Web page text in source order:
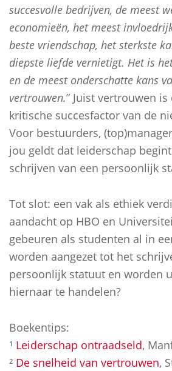
succesvolle bedrijven, de meest
economieën, het meest
beste vriendschap, het sterkste
diepste liefde vernietigt. Het is
en de meest onderschatte kans
vertrouwen.” Juist vertrouwen
kritische succesfactor van de
Voor bestuurders,
jou geldt dat leiderschap
schrijven van een persoonlijk
Tot slot: een vak als ethiek
aandacht op HBO en
gebeuren als studenten al in
worden aangezet tot het
persoonlijk statuut en worden
hiernaar te handelen?
Boekentips:
¹ Leiderschap ontraadseld,
² De snelheid van vertrouwen,